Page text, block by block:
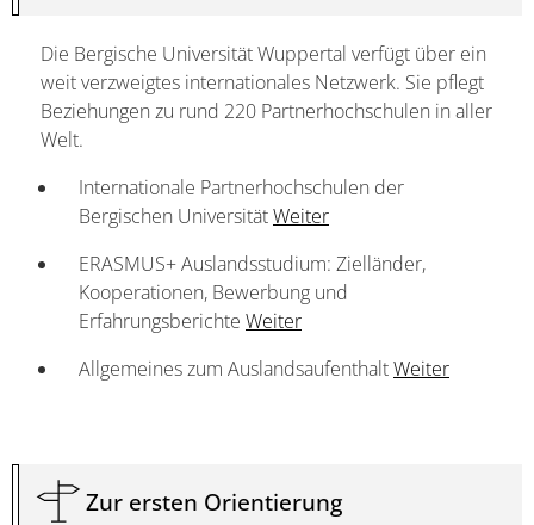
Die Bergische Universität Wuppertal verfügt über ein
weit verzweigtes internationales Netzwerk. Sie pflegt
Beziehungen zu rund 220 Partnerhochschulen in aller
Welt.
Internationale Partnerhochschulen der
Bergischen UniversitätWeiter
ERASMUS+ Auslandsstudium: Zielländer,
Kooperationen, Bewerbung und
Erfahrungsberichte Weiter
Allgemeines zum AuslandsaufenthaltWeiter
Zur ersten Orientierung